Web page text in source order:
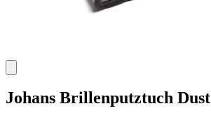
Johans Brillenputztuch Dust